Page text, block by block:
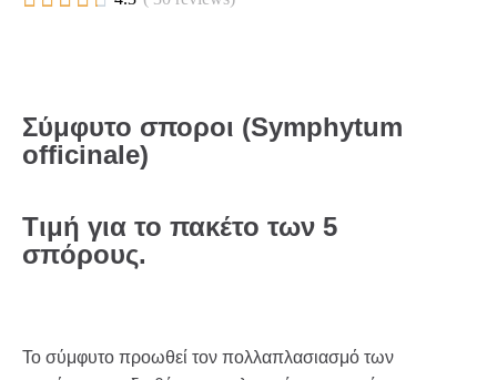
Σύμφυτο σποροι (Symphytum
officinale)
Τιμή για το πακέτο των 5
σπόρους.
Το σύμφυτο προωθεί τον πολλαπλασιασμό των